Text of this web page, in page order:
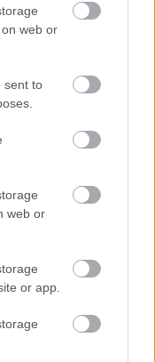
web or
sent to
web or
or app.